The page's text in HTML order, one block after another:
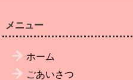
メニュー
ホーム
ごあいさつ